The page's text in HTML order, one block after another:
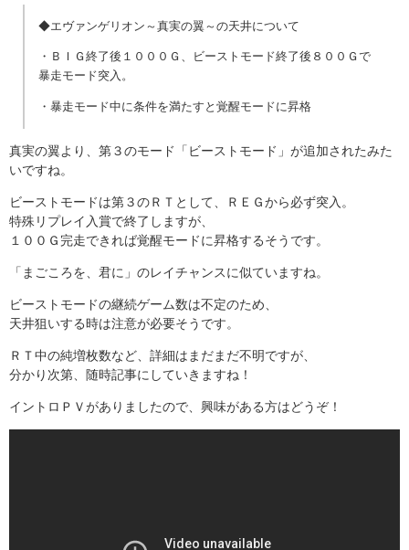
◆エヴァンゲリオン～真実の翼～の天井について
・ＢＩＧ終了後１０００Ｇ、ビーストモード終了後８００Ｇで
暴走モード突入。
・暴走モード中に条件を満たすと覚醒モードに昇格
真実の翼より、第３のモード「ビーストモード」が追加されたみた
いですね。
ビーストモードは第３のＲＴとして、ＲＥＧから必ず突入。
特殊リプレイ入賞で終了しますが、
１００Ｇ完走できれば覚醒モードに昇格するそうです。
「まごころを、君に」のレイチャンスに似ていますね。
ビーストモードの継続ゲーム数は不定のため、
天井狙いする時は注意が必要そうです。
ＲＴ中の純増枚数など、詳細はまだまだ不明ですが、
分かり次第、随時記事にしていきますね！
イントロＰＶがありましたので、興味がある方はどうぞ！